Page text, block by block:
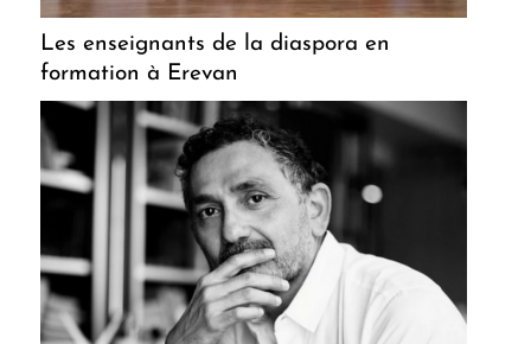
Les enseignants de la diaspora en
formation à Erevan